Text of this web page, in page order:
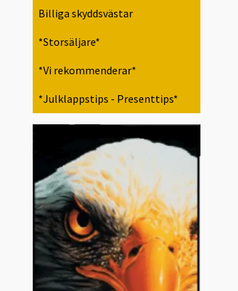
Billiga skyddsvästar
*Storsäljare*
*Vi rekommenderar*
*Julklappstips - Presenttips*